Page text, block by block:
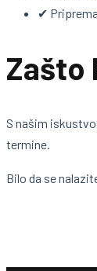
✔
Zašto
S našim
termine.
Bilo da se